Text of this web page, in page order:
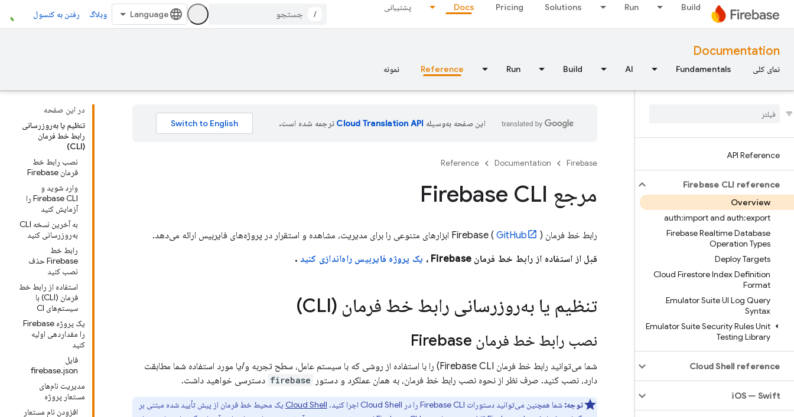
Build
Run
Solutions
Pricing
Docs پشتیبانی
/ وبلاگ رفتن به کنسول
Documentation
نمای کلی Fundamentals
AI
Build
Run
Reference نمونه
API Reference
Firebase CLI reference
Overview
auth:import and auth:export
Firebase Realtime Database
Operation Types
Deploy Targets
Cloud Firestore Index Definition
Format
Emulator Suite UI Log Query
Syntax
Emulator Suite Security Rules Unit
Testing Library
Cloud Shell reference
iOS — Swift
در این صفحه
تنظیم یا به‌روزرسانی
رابط خط فرمان
(CLI)
نصب رابط خط
فرمان Firebase
وارد شوید و
Firebase CLI را
آزمایش کنید
به آخرین نسخه CLI
به‌روزرسانی کنید
رابط خط
Firebase حذف
نصب کنید
استفاده از رابط خط
فرمان (CLI) با
سیستم‌های CI
یک پروژه Firebase
را مقداردهی اولیه
کنید
فایل
firebase.json
مدیریت نام‌های
مستعار پروژه
افزودن نام مستعار
این صفحه به‌وسیله ترجمه شده است.
Firebase
Documentation
Reference
مرجع Firebase CLI
رابط خط فرمان Firebase ( GitHub
) ابزارهای متنوعی را برای مدیریت، مشاهده و استقرار در پروژه‌های فایربیس ارائه می‌دهد.
قبل از استفاده از رابط خط فرمان Firebase ، یک پروژه فایربیس راه‌اندازی کنید .
تنظیم یا به‌روزرسانی رابط خط فرمان (CLI)
نصب رابط خط فرمان Firebase
شما می‌توانید رابط خط فرمان FirebaseCLI) را با استفاده از روشی که با سیستم عامل، سطح تجربه و/یا مورد استفاده شما مطابقت
دارد، نصب کنید. صرف نظر از نحوه نصب رابط خط فرمان، به همان عملکرد و دستور
firebase دسترسی خواهید داشت.
توجه: شما همچنین می‌توانید دستورات FirebaseCLI را در Cloud Shell اجرا کنید. Cloud Shell یک محیط خط فرمان از پیش تأیید شده مبتنی بر